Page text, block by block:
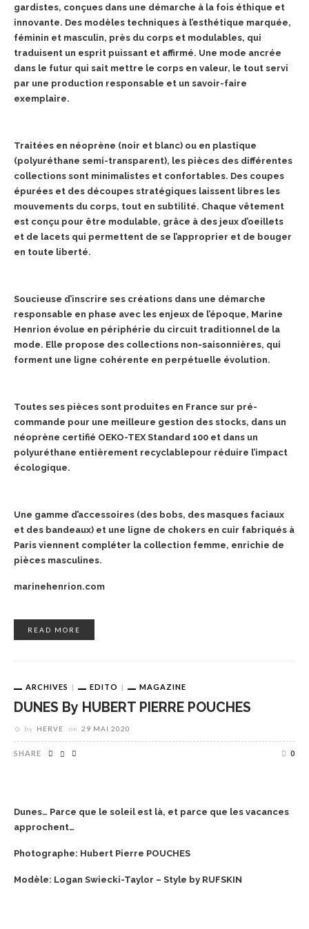
gardistes, conçues dans une démarche à la fois éthique et
innovante. Des modèles techniques à l’esthétique marquée,
féminin et masculin, près du corps et modulables, qui
traduisent un esprit puissant et affirmé. Une mode ancrée
dans le futur qui sait mettre le corps en valeur, le tout servi
par une production responsable et un savoir-faire
exemplaire.
Traitées en néoprène (noir et blanc) ou en plastique
(polyuréthane semi-transparent), les pièces des différentes
collections sont minimalistes et confortables. Des coupes
épurées et des découpes stratégiques laissent libres les
mouvements du corps, tout en subtilité. Chaque vêtement
est conçu pour être modulable, grâce à des jeux d’oeillets
et de lacets qui permettent de se l’approprier et de bouger
en toute liberté.
Soucieuse d’inscrire ses créations dans une démarche
responsable en phase avec les enjeux de l’époque, Marine
Henrion évolue en périphérie du circuit traditionnel de la
mode. Elle propose des collections non-saisonnières, qui
forment une ligne cohérente en perpétuelle évolution.
Toutes ses pièces sont produites en France sur pré-
commande pour une meilleure gestion des stocks, dans un
néoprène certifié OEKO-TEX Standard 100 et dans un
polyuréthane entièrement recyclablepour réduire l’impact
écologique.
Une gamme d’accessoires (des bobs, des masques faciaux
et des bandeaux) et une ligne de chokers en cuir fabriqués à
Paris viennent compléter la collection femme, enrichie de
pièces masculines.
marinehenrion.com
READ MORE
ARCHIVES EDITO MAGAZINE
DUNES By HUBERT PIERRE POUCHES
by HERVE on 29 MAI 2020
SHARE 0
Dunes… Parce que le soleil est là, et parce que les vacances
approchent…
Photographe: Hubert Pierre POUCHES
Modèle: Logan Swiecki-Taylor – Style by RUFSKIN